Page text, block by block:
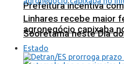
Prefeitura incentiva
Sooretama neste Dia
Linhares recebe maior
agronegócio capixaba
Estado